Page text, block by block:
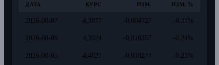
ДАТА КУРС ИЗМ. ИЗМ. %
2026-08-07 4,3877 -0,004727 -0.11%
2026-08-06 4,3924 -0,010357 -0.24%
2026-08-05 4,4027 -0,010277 -0.23%